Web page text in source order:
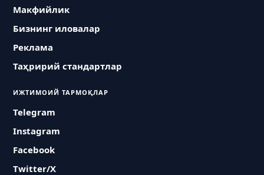
Макфийлик
Бизнинг иловалар
Реклама
Таҳририй стандартлар
ИЖТИМОИЙ ТАРМОҚЛАР
Telegram
Instagram
Facebook
Twitter/X